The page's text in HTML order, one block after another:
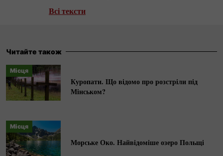
"Солідарності"».
літературної резиденції Вишеградського фонду,
словацького театрального фестивалю в Польщі.
Любителькастріт-арту, ведеінстаграм-блог
@pole_to_write.
Всі тексти
Читайте також
Місця
Куропати. Що відомо про розстріли під
Мінськом?
Місця
Морське Око. Найвідоміше озеро Польщі